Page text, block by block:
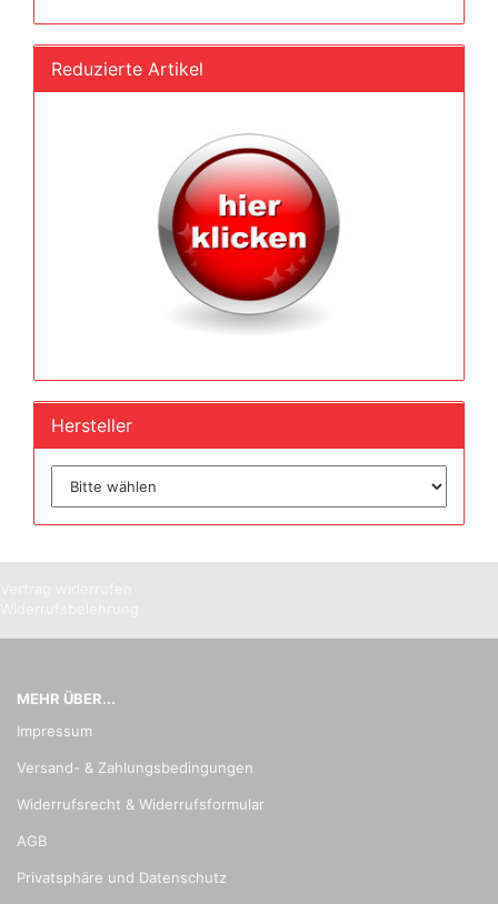
Reduzierte Artikel
Hersteller
MEHR ÜBER...
Impressum
Versand- & Zahlungsbedingungen
Widerrufsrecht & Widerrufsformular
AGB
Privatsphäre und Datenschutz